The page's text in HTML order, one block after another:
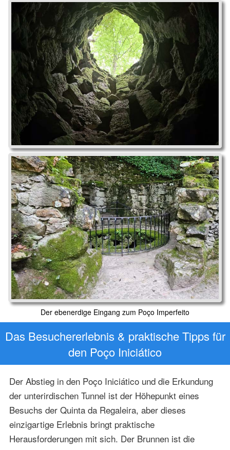
Der ebenerdige Eingang zum Poço Imperfeito
Das Besuchererlebnis & praktische Tipps für
den Poço Iniciático
Der Abstieg in den Poço Iniciático und die Erkundung
der unterirdischen Tunnel ist der Höhepunkt eines
Besuchs der Quinta da Regaleira, aber dieses
einzigartige Erlebnis bringt praktische
Herausforderungen mit sich. Der Brunnen ist die